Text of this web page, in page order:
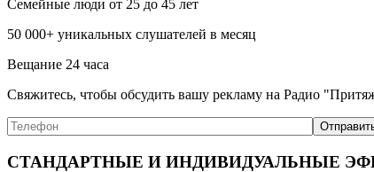
Семейные люди от 25 до 45 лет
50 000+ уникальных слушателей в месяц
Вещание 24 часа
Свяжитесь, чтобы обсудить вашу рекламу на Радио
СТАНДАРТНЫЕ И ИНДИВИДУАЛЬНЫЕ